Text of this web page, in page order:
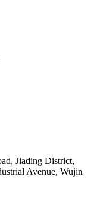
Jiading District,
Avenue, Wujin